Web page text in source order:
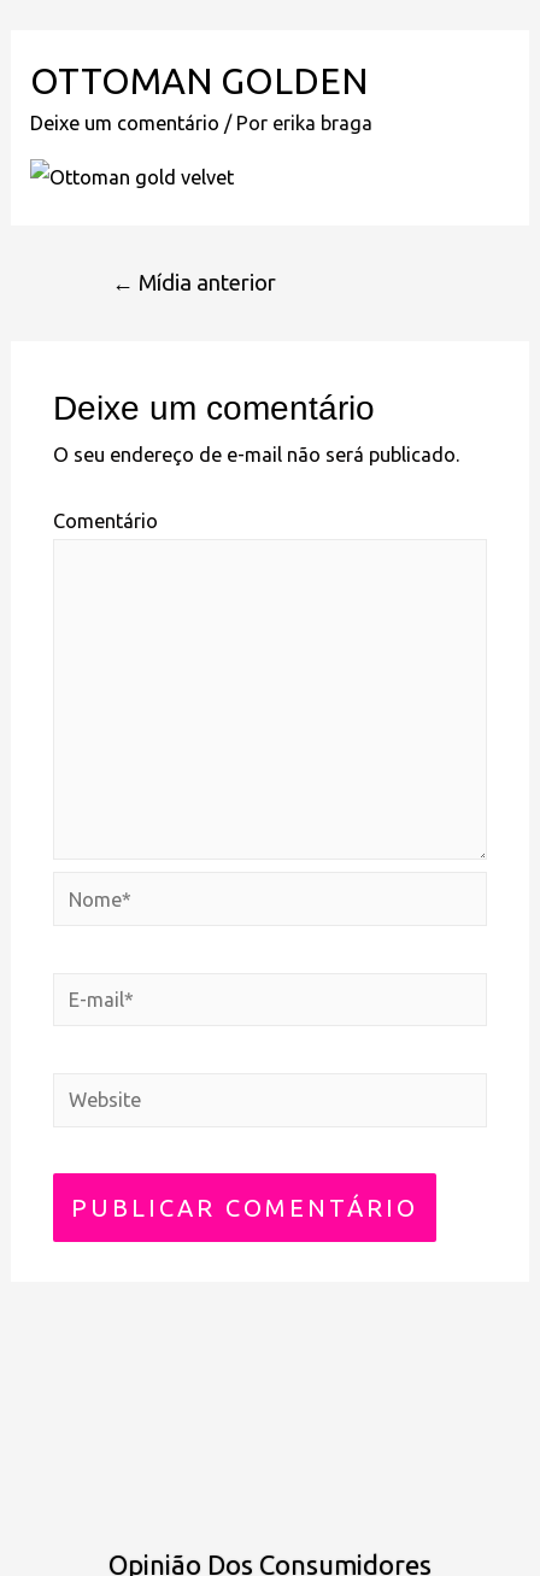
OTTOMAN GOLDEN
Deixe um comentário / Por erika braga
← Mídia anterior
Deixe um comentário
O seu endereço de e-mail não será publicado.
Comentário
Opinião Dos Consumidores